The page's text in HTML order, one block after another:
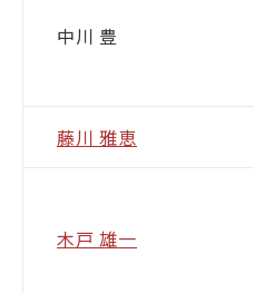
中川 豊
藤川 雅恵
木戸 雄一